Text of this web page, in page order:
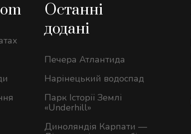
Останні
додані
Печера Атлантида
Нарінецький водоспад
Парк Історії Землі
«Underhill»
Диноляндія Карпати —